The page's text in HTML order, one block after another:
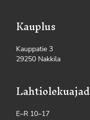
Kauplus
Kauppatie 3
29250 Nakkila
Lahtiolekuajad
E–R 10–17